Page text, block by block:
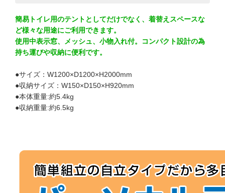
簡易トイレ用のテントとしてだけでなく、着替えスペースな
ど様々な用途にご利用できます。
使用中表示窓、メッシュ、小物入れ付。コンパクト設計の為
持ち運びや収納に便利です。
●サイズ：W1200×D1200×H2000mm
●収納サイズ：W150×D150×H920mm
●本体重量:約5.4kg
●収納重量:約6.5kg